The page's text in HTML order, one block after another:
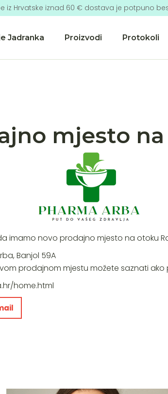
iz Hrvatske iznad 60 € dostava je potpuno
Jadranka Proizvodi Protokoli
mjesto
imamo novo prodajno mjesto na otoku
Banjol 59A
prodajnom mjestu možete saznati
home.html